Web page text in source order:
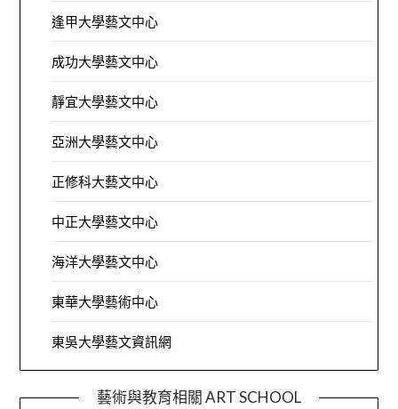
逢甲大學藝文中心
成功大學藝文中心
靜宜大學藝文中心
亞洲大學藝文中心
正修科大藝文中心
中正大學藝文中心
海洋大學藝文中心
東華大學藝術中心
東吳大學藝文資訊網
藝術與教育相關 ART SCHOOL